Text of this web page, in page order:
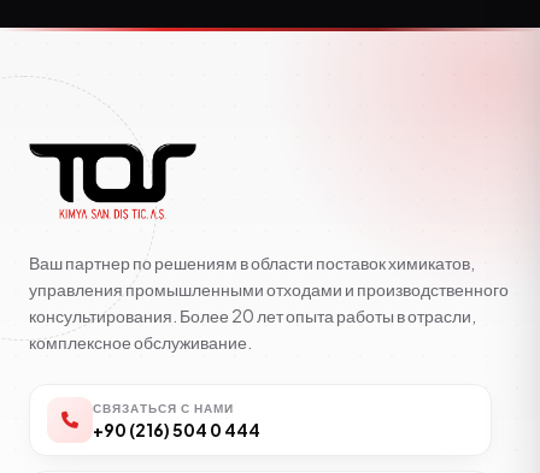
Ваш партнер по решениям в области поставок химикатов,
управления промышленными отходами и производственного
консультирования. Более 20 лет опыта работы в отрасли,
комплексное обслуживание.
СВЯЗАТЬСЯ С НАМИ
+90 (216) 504 0 444